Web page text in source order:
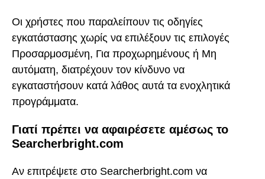
Οι χρήστες που παραλείπουν τις οδηγίες
εγκατάστασης χωρίς να επιλέξουν τις επιλογές
Προσαρμοσμένη, Για προχωρημένους ή Μη
αυτόματη, διατρέχουν τον κίνδυνο να
εγκαταστήσουν κατά λάθος αυτά τα ενοχλητικά
προγράμματα.
Γιατί πρέπει να αφαιρέσετε αμέσως το
Searcherbright.com
Αν επιτρέψετε στο Searcherbright.com να